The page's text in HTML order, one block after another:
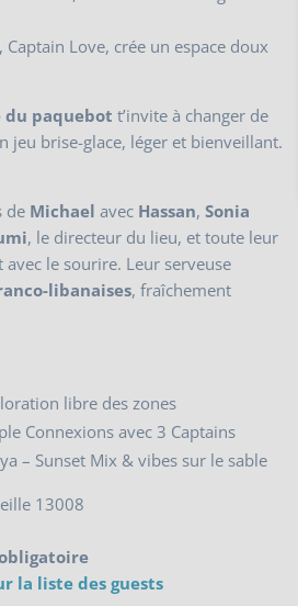
Captain Love, crée un espace doux
du paquebot t’invite à changer de
jeu brise-glace, léger et bienveillant.
de Michael avec Hassan, Sonia
, le directeur du lieu, et toute leur
avec le sourire. Leur serveuse
libanaises, fraîchement
libre des zones
Connexions avec 3 Captains
– Sunset Mix & vibes sur le sable
13008
la liste des guests